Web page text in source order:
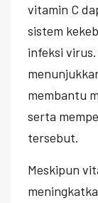
vitamin C
sistem
infeksi
membantu
serta
tersebut.
Meskipun